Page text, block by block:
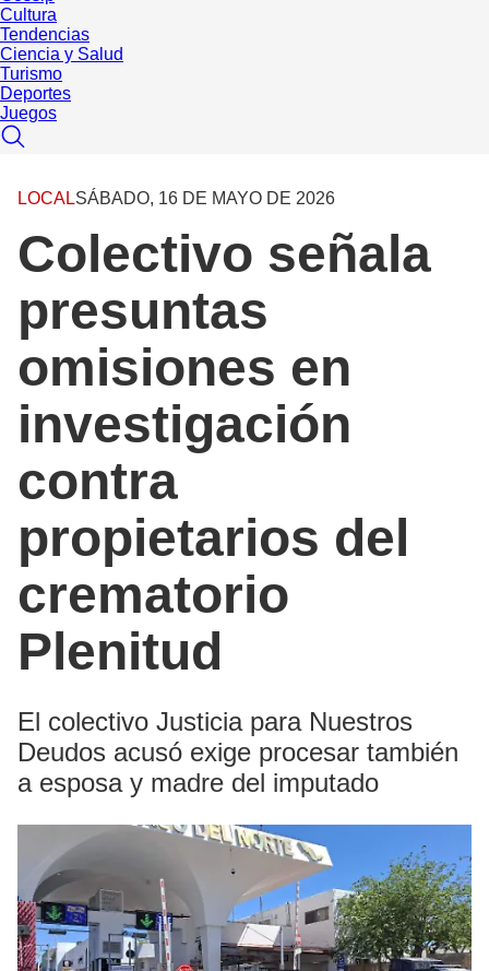
Cultura
Tendencias
Ciencia y Salud
Turismo
Deportes
Juegos
LOCALSÁBADO, 16 DE MAYO DE 2026
Colectivo señala
presuntas
omisiones en
investigación
contra
propietarios del
crematorio
Plenitud
El colectivo Justicia para Nuestros
Deudos acusó exige procesar también
a esposa y madre del imputado